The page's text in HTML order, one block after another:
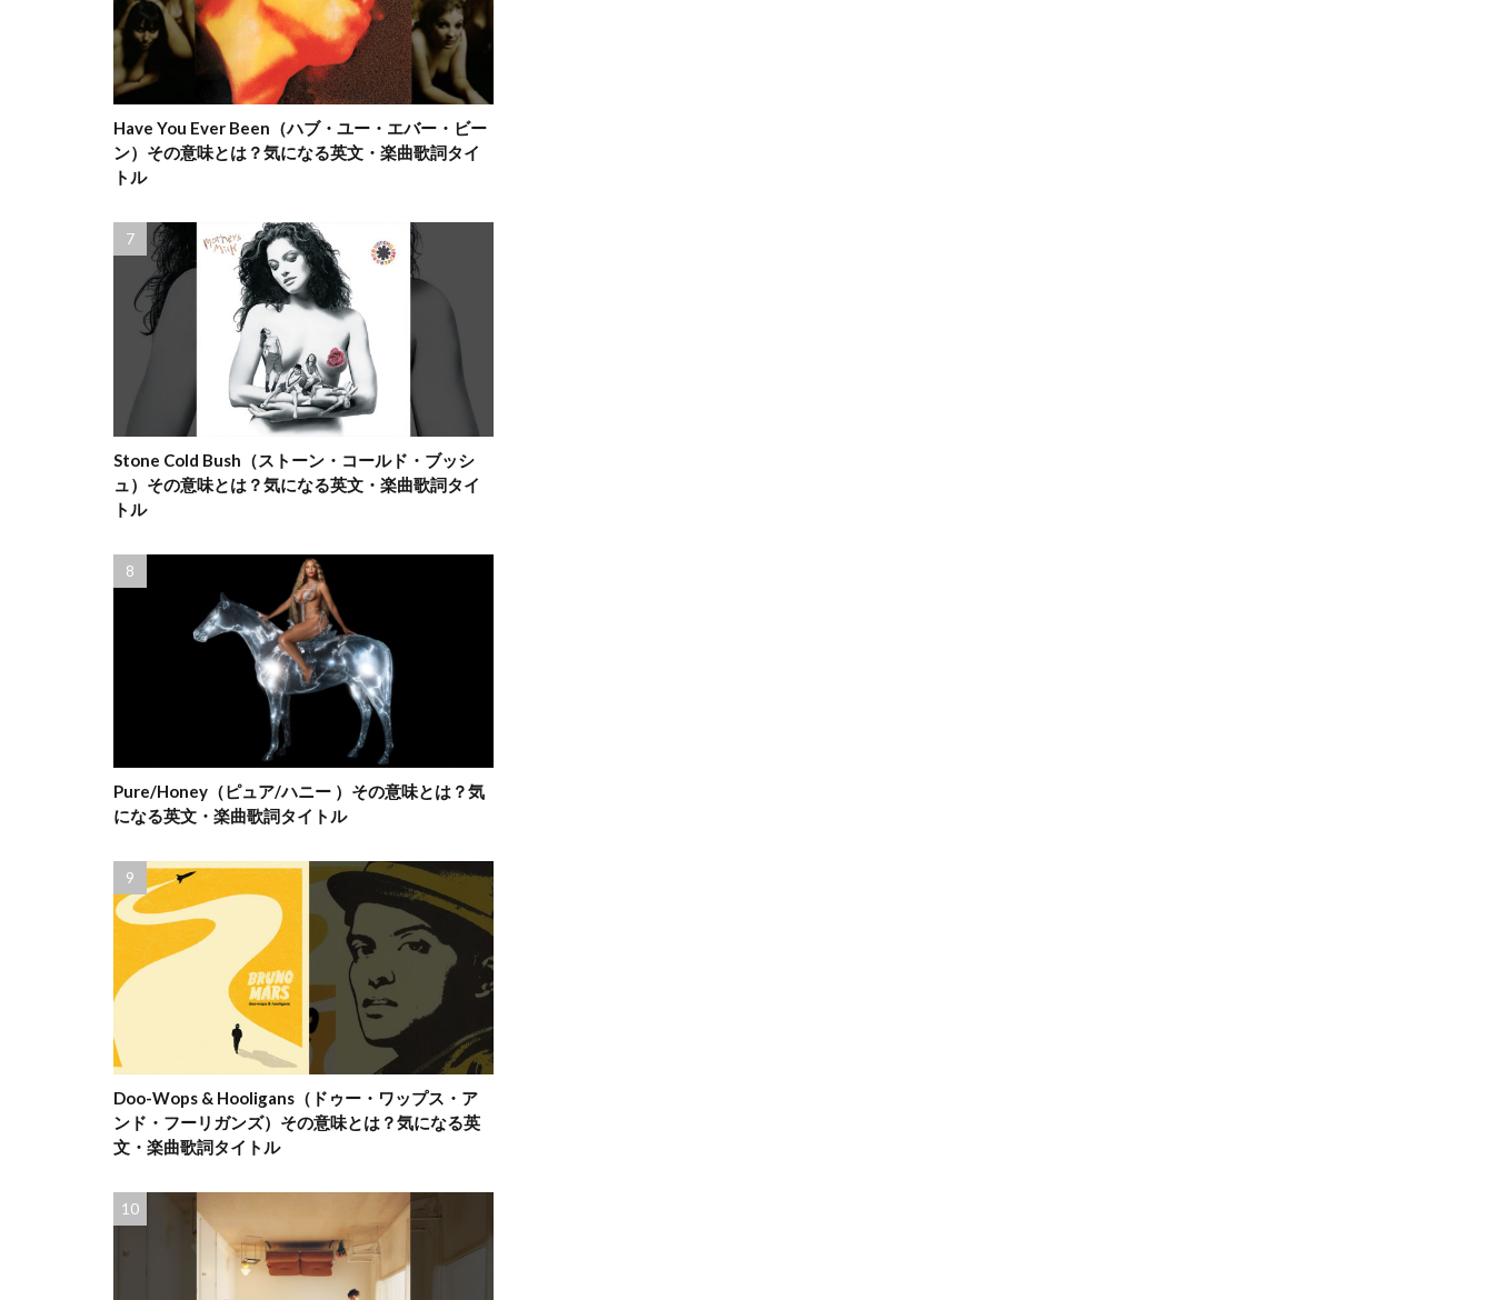
Have You Ever Been（ハブ・ユー・エバー・ビー
ン）その意味とは？気になる英文・楽曲歌詞タイ
トル
Stone Cold Bush（ストーン・コールド・ブッシ
ュ）その意味とは？気になる英文・楽曲歌詞タイ
トル
Pure/Honey（ピュア/ハニー ）その意味とは？気
になる英文・楽曲歌詞タイトル
Doo-Wops & Hooligans（ドゥー・ワップス・ア
ンド・フーリガンズ）その意味とは？気になる英
文・楽曲歌詞タイトル